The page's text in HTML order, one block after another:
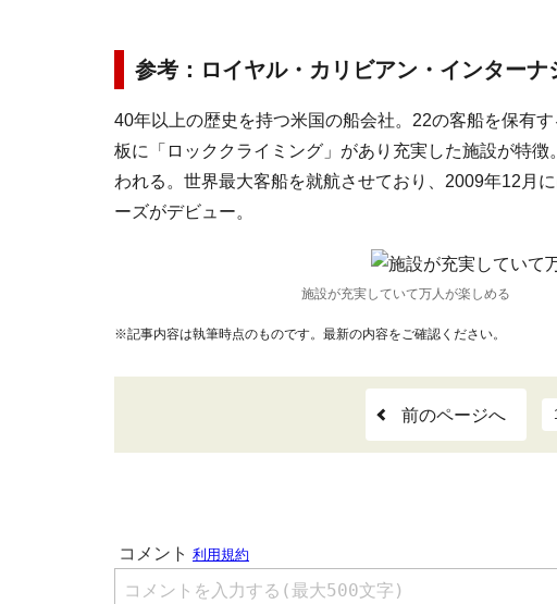
参考：ロイヤル・カリビアン・インターナ
40年以上の歴史を持つ米国の船会社。22の客船を保有
板に「ロッククライミング」があり充実した施設が特
われる。世界最大客船を就航させており、2009年12月
ーズがデビュー。
施設が充実していて万人が楽しめる
※記事内容は執筆時点のものです。最新の内容をご確認ください。
前のページへ